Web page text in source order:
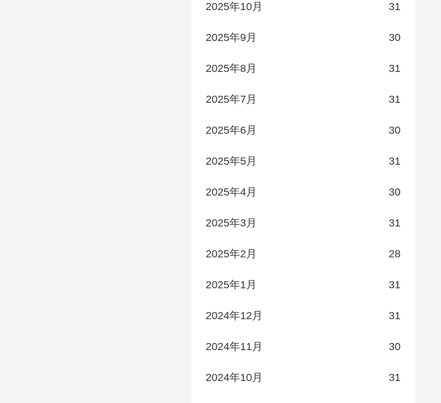
2025年10月 31
2025年9月 30
2025年8月 31
2025年7月 31
2025年6月 30
2025年5月 31
2025年4月 30
2025年3月 31
2025年2月 28
2025年1月 31
2024年12月 31
2024年11月 30
2024年10月 31